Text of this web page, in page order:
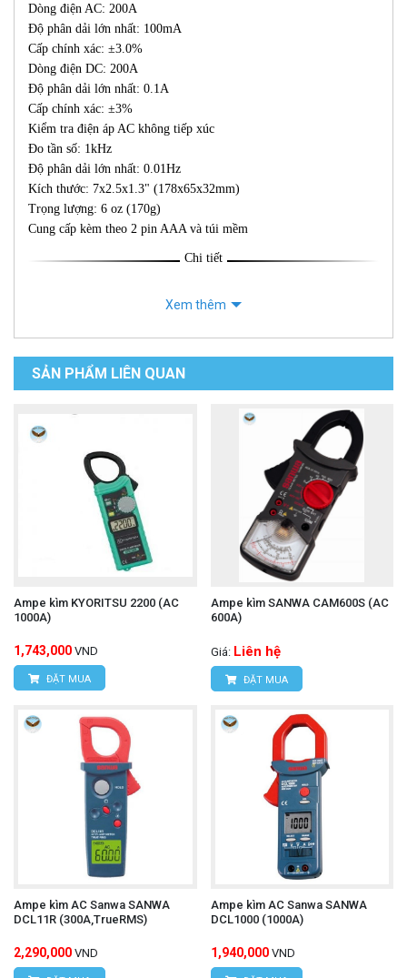
Dòng điện AC: 200A
Độ phân dải lớn nhất: 100mA
Cấp chính xác: ±3.0%
Dòng điện DC: 200A
Độ phân dải lớn nhất: 0.1A
Cấp chính xác: ±3%
Kiểm tra điện áp AC không tiếp xúc
Đo tần số: 1kHz
Độ phân dải lớn nhất: 0.01Hz
Kích thước: 7x2.5x1.3" (178x65x32mm)
Trọng lượng: 6 oz (170g)
Cung cấp kèm theo 2 pin AAA và túi mềm
Chi tiết
Xem thêm
SẢN PHẨM LIÊN QUAN
Ampe kìm KYORITSU 2200 (AC
1000A)
1,743,000 VND
ĐẶT MUA
Ampe kìm SANWA CAM600S (AC
600A)
Giá: Liên hệ
ĐẶT MUA
Ampe kìm AC Sanwa SANWA
DCL11R (300A,TrueRMS)
2,290,000 VND
Ampe kìm AC Sanwa SANWA
DCL1000 (1000A)
1,940,000 VND